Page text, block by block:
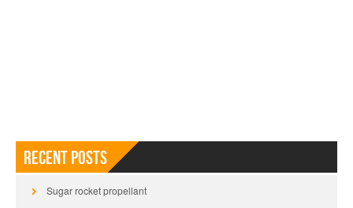
Recent Posts
Sugar rocket propellant